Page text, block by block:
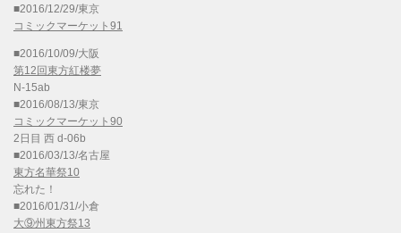
■2016/12/29/東京
コミックマーケット91
■2016/10/09/大阪
第12回東方紅楼夢
N-15ab
■2016/08/13/東京
コミックマーケット90
2日目 西 d-06b
■2016/03/13/名古屋
東方名華祭10
忘れた！
■2016/01/31/小倉
大⑨州東方祭13